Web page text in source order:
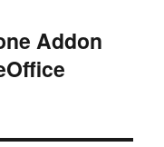
Addon